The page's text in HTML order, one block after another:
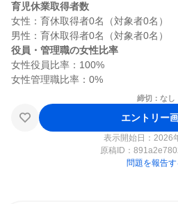
育児休業取得者数
女性：育休取得者0名（対象者0名）
役員・管理職の女性比率
女性役員比率：100%
締切：なし
エントリー
表示開始日：2026
原稿ID：
問題を報告す